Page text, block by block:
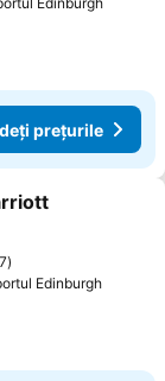
prețurile
Edinburgh